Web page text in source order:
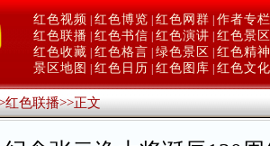
红色视频 红色博览 红色网群 作者专栏
红色联播 红色书信 红色演讲 红色景区
红色收藏 红色格言 绿色景区
红色精神
景区地图
红色日历 红色图库 红色文化
红色联播>>正文